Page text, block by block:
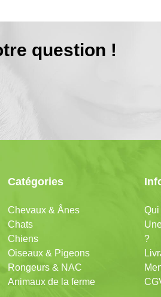
question !
Catégories
Chevaux & Ânes
Chats
Chiens
Oiseaux & Pigeons
Rongeurs & NAC
Animaux de la ferme
Qui
?